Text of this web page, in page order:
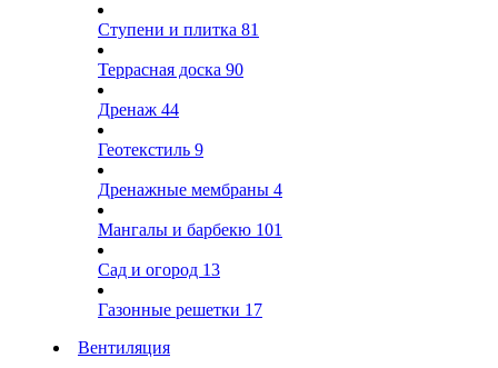
Ступени и плитка 81
Террасная доска 90
Дренаж 44
Геотекстиль 9
Дренажные мембраны 4
Мангалы и барбекю 101
Сад и огород 13
Газонные решетки 17
Вентиляция